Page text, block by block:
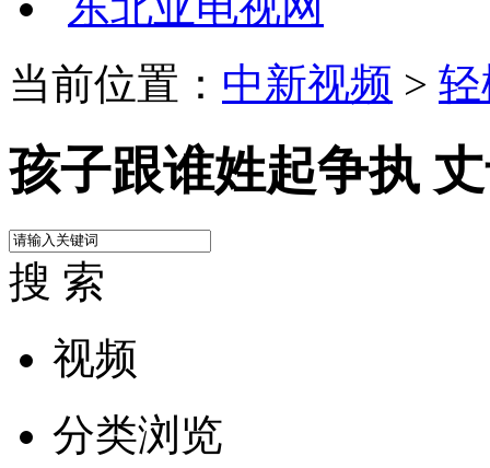
当前位置： 中新视频 >
孩子跟谁姓起争执
搜 索
视频
分类浏览